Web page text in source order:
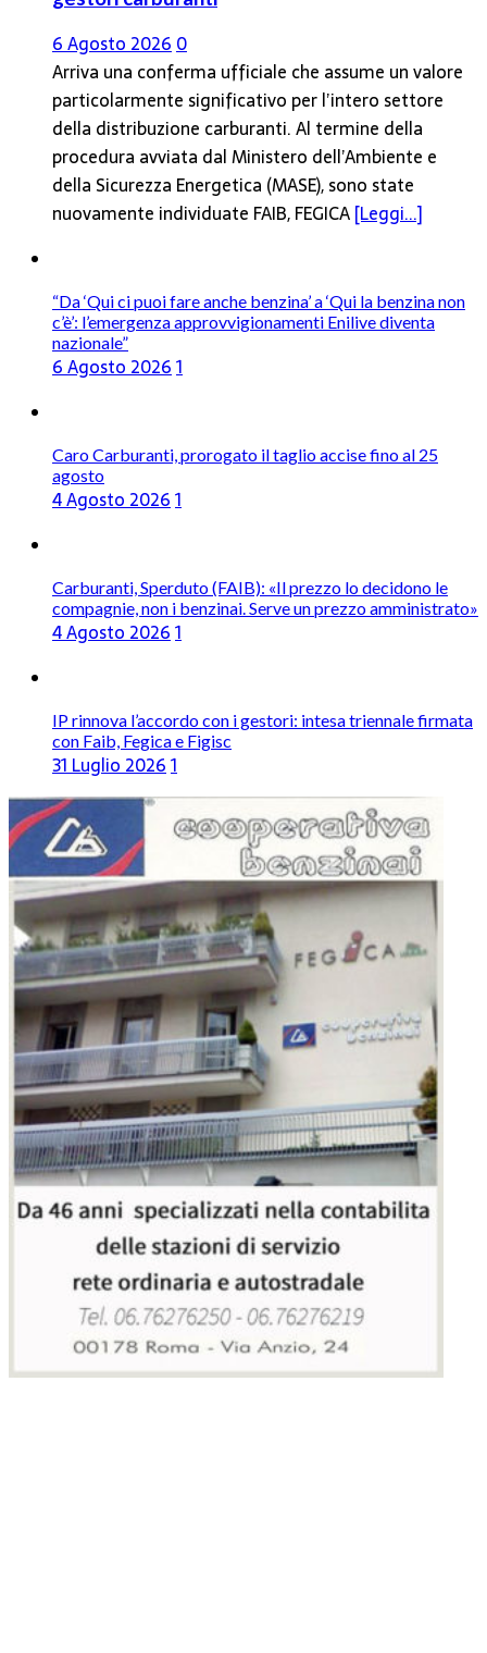
6 Agosto 20260
Arriva una conferma ufficiale che assume un valore
particolarmente significativo per l’intero settore
della distribuzione carburanti. Al termine della
procedura avviata dal Ministero dell’Ambiente e
della Sicurezza Energetica (MASE), sono state
nuovamente individuate FAIB, FEGICA[Leggi...]
“Da ‘Qui ci puoi fare anche benzina’ a ‘Qui la benzina non
c’è’: l’emergenza approvvigionamenti Enilive diventa
nazionale”
6 Agosto 20261
Caro Carburanti, prorogato il taglio accise fino al 25
agosto
4 Agosto 20261
Carburanti, Sperduto (FAIB): «Il prezzo lo decidono le
compagnie, non i benzinai. Serve un prezzo amministrato»
4 Agosto 20261
IP rinnova l’accordo con i gestori: intesa triennale firmata
con Faib, Fegica e Figisc
31 Luglio 20261